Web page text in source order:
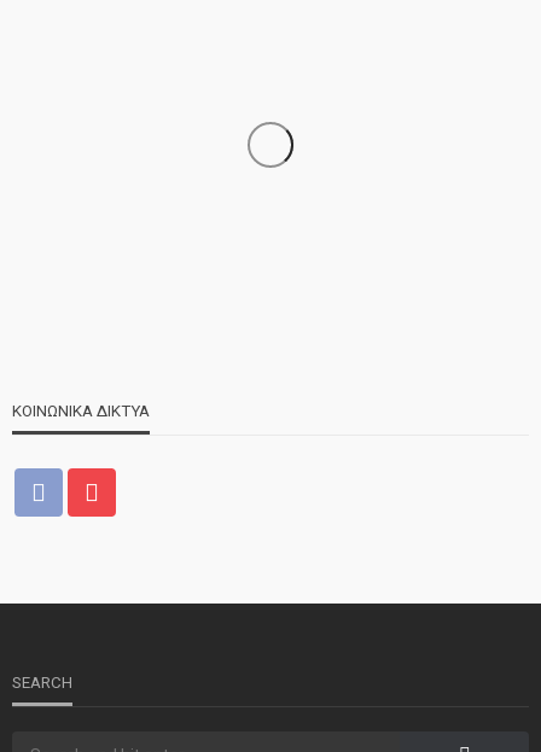
ΚΟΙΝΩΝΙΚΑ ΔΙΚΤΥΑ
SEARCH